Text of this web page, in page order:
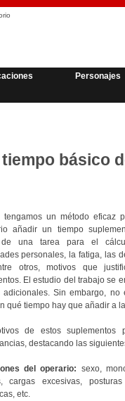
Personajes
básico
tengamos un método eficaz
añadir un tiempo
de una tarea para el
personales, la fatiga, las
otros, motivos que
El estudio del trabajo se
adicionales. Sin embargo, no
qué tiempo hay que añadir a
de estos suplementos
destacando las
del operario: sexo,
cargas excesivas,
etc.